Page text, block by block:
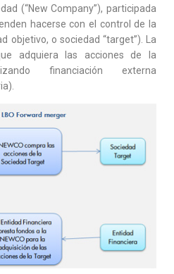
(“New Company”), participada
hacerse con el control de la
objetivo, o sociedad “target”). La
adquiera las acciones de la
financiación externa